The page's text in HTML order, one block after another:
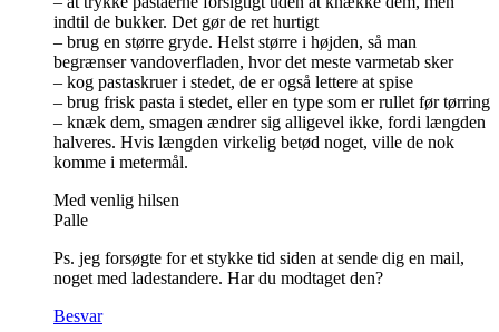
indtil de bukker. Det gør de ret hurtigt
– brug en større gryde. Helst større i højden, så man
begrænser vandoverfladen, hvor det meste varmetab sker
– kog pastaskruer i stedet, de er også lettere at spise
– brug frisk pasta i stedet, eller en type som er rullet før tørring
– knæk dem, smagen ændrer sig alligevel ikke, fordi længden
halveres. Hvis længden virkelig betød noget, ville de nok
komme i metermål.
Med venlig hilsen
Palle
Ps. jeg forsøgte for et stykke tid siden at sende dig en mail,
noget med ladestandere. Har du modtaget den?
Besvar